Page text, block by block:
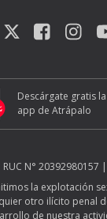
Descárgate gratis la
app de Atrápalo
RUC N°
la explotación
otro ilícito penal
de nuestra